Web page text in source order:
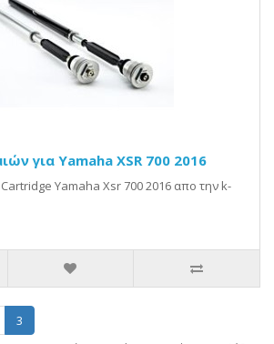
για Yamaha XSR 700 2016
Yamaha Xsr 700 2016 απο την k-
3